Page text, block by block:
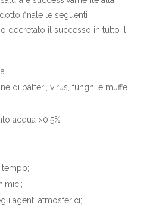
finale le seguenti
decretato il successo in tutto il
di batteri, virus, funghi e muffe
acqua >0.5%
tempo;
agenti atmosferici;